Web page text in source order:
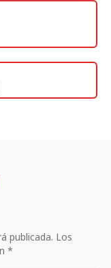
publicada. Los
*